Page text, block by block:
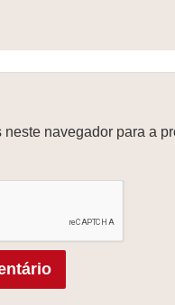
neste navegador para a